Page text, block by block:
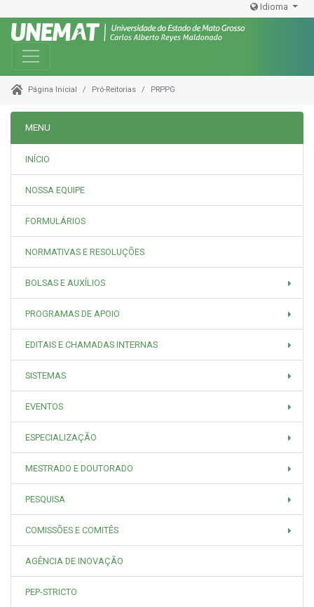
Idioma
Toggle navigation
Página Inicial Pró-Reitorias PRPPG
MENU
INÍCIO
NOSSA EQUIPE
FORMULÁRIOS
NORMATIVAS E RESOLUÇÕES
BOLSAS E AUXÍLIOS
PROGRAMAS DE APOIO
EDITAIS E CHAMADAS INTERNAS
SISTEMAS
EVENTOS
ESPECIALIZAÇÃO
MESTRADO E DOUTORADO
PESQUISA
COMISSÕES E COMITÊS
AGÊNCIA DE INOVAÇÃO
PEP-STRICTO